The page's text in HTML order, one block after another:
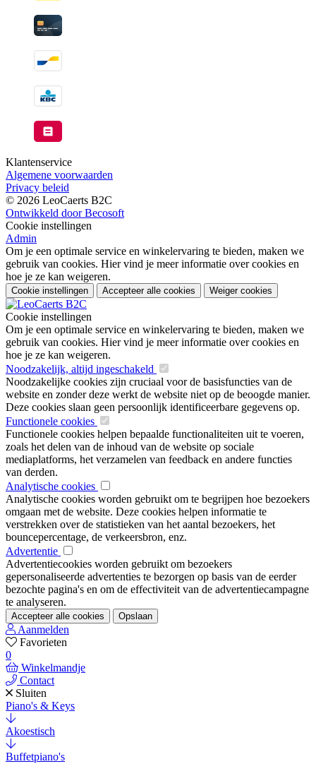
Klantenservice
Algemene voorwaarden
Privacy beleid
© 2026 LeoCaerts B2C
Ontwikkeld door Becosoft
Cookie instellingen
Admin
Om je een optimale service en winkelervaring te bieden, maken we
gebruik van cookies. Hier vind je meer informatie over cookies en
hoe je ze kan weigeren.
Cookie instellingen Accepteer alle cookies Weiger cookies
Cookie instellingen
Om je een optimale service en winkelervaring te bieden, maken we
gebruik van cookies. Hier vind je meer informatie over cookies en
hoe je ze kan weigeren.
Noodzakelijk, altijd ingeschakeld
Noodzakelijke cookies zijn cruciaal voor de basisfuncties van de
website en zonder deze werkt de website niet op de beoogde manier.
Deze cookies slaan geen persoonlijk identificeerbare gegevens op.
Functionele cookies
Functionele cookies helpen bepaalde functionaliteiten uit te voeren,
zoals het delen van de inhoud van de website op sociale
mediaplatforms, het verzamelen van feedback en andere functies
van derden.
Analytische cookies
Analytische cookies worden gebruikt om te begrijpen hoe bezoekers
omgaan met de website. Deze cookies helpen informatie te
verstrekken over de statistieken van het aantal bezoekers, het
bouncepercentage, de verkeersbron, enz.
Advertentie
Advertentiecookies worden gebruikt om bezoekers
gepersonaliseerde advertenties te bezorgen op basis van de eerder
bezochte pagina's en om de effectiviteit van de advertentiecampagne
te analyseren.
Accepteer alle cookies Opslaan
Aanmelden
Favorieten
0
Winkelmandje
Contact
Sluiten
Piano's & Keys
Akoestisch
Buffetpiano's